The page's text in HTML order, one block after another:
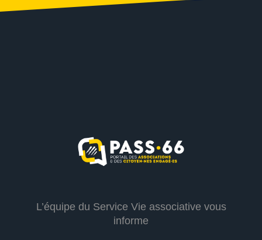
L’équipe du Service Vie associative vous
informe